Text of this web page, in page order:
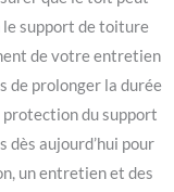
le support de toiture
de votre entretien
de prolonger la durée
du support
aujourd’hui pour
un entretien et des